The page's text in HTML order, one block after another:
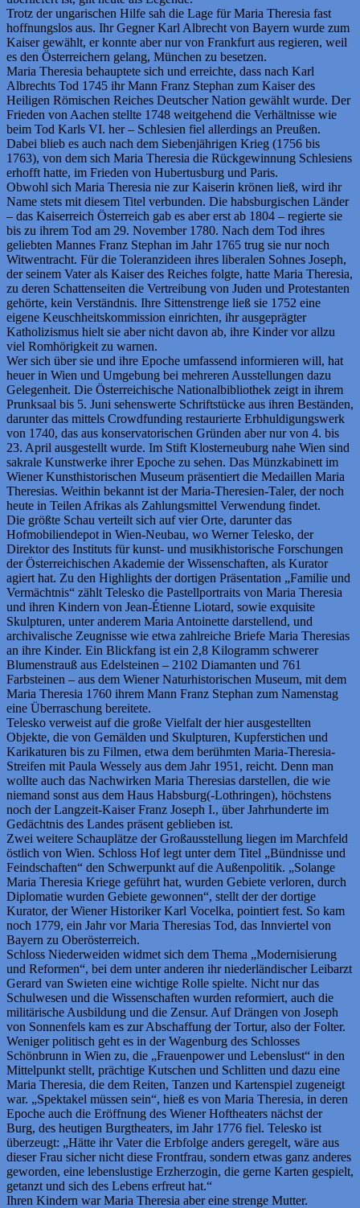
Trotz der ungarischen Hilfe sah die Lage für Maria Theresia fast
hoffnungslos aus. Ihr Gegner Karl Albrecht von Bayern wurde zum
Kaiser gewählt, er konnte aber nur von Frankfurt aus regieren, weil
es den Österreichern gelang, München zu besetzen.
Maria Theresia behauptete sich und erreichte, dass nach Karl
Albrechts Tod 1745 ihr Mann Franz Stephan zum Kaiser des
Heiligen Römischen Reiches Deutscher Nation gewählt wurde. Der
Frieden von Aachen stellte 1748 weitgehend die Verhältnisse wie
beim Tod Karls VI. her – Schlesien fiel allerdings an Preußen.
Dabei blieb es auch nach dem Siebenjährigen Krieg (1756 bis
1763), von dem sich Maria Theresia die Rückgewinnung Schlesiens
erhofft hatte, im Frieden von Hubertusburg und Paris.
Obwohl sich Maria Theresia nie zur Kaiserin krönen ließ, wird ihr
Name stets mit diesem Titel verbunden. Die habsburgischen Länder
– das Kaiserreich Österreich gab es aber erst ab 1804 – regierte sie
bis zu ihrem Tod am 29. November 1780. Nach dem Tod ihres
geliebten Mannes Franz Stephan im Jahr 1765 trug sie nur noch
Witwentracht. Für die Toleranzideen ihres liberalen Sohnes Joseph,
der seinem Vater als Kaiser des Reiches folgte, hatte Maria Theresia,
zu deren Schattenseiten die Vertreibung von Juden und Protestanten
gehörte, kein Verständnis. Ihre Sittenstrenge ließ sie 1752 eine
eigene Keuschheitskommission einrichten, ihr ausgeprägter
Katholizismus hielt sie aber nicht davon ab, ihre Kinder vor allzu
viel Romhörigkeit zu warnen.
Wer sich über sie und ihre Epoche umfassend informieren will, hat
heuer in Wien und Umgebung bei mehreren Ausstellungen dazu
Gelegenheit. Die Österreichische Nationalbibliothek zeigt in ihrem
Prunksaal bis 5. Juni sehenswerte Schriftstücke aus ihren Beständen,
darunter das mittels Crowdfunding restaurierte Erbhuldigungswerk
von 1740, das aus konservatorischen Gründen aber nur von 4. bis
23. April ausgestellt wurde. Im Stift Klosterneuburg nahe Wien sind
sakrale Kunstwerke ihrer Epoche zu sehen. Das Münzkabinett im
Wiener Kunsthistorischen Museum präsentiert die Medaillen Maria
Theresias. Weithin bekannt ist der Maria-Theresien-Taler, der noch
heute in Teilen Afrikas als Zahlungsmittel Verwendung findet.
Die größte Schau verteilt sich auf vier Orte, darunter das
Hofmobiliendepot in Wien-Neubau, wo Werner Telesko, der
Direktor des Instituts für kunst- und musikhistorische Forschungen
der Österreichischen Akademie der Wissenschaften, als Kurator
agiert hat. Zu den Highlights der dortigen Präsentation „Familie und
Vermächtnis“ zählt Telesko die Pastellportraits von Maria Theresia
und ihren Kindern von Jean-Étienne Liotard, sowie exquisite
Skulpturen, unter anderem Maria Antoinette darstellend, und
archivalische Zeugnisse wie etwa zahlreiche Briefe Maria Theresias
an ihre Kinder. Ein Blickfang ist ein 2,8 Kilogramm schwerer
Blumenstrauß aus Edelsteinen – 2102 Diamanten und 761
Farbsteinen – aus dem Wiener Naturhistorischen Museum, mit dem
Maria Theresia 1760 ihrem Mann Franz Stephan zum Namenstag
eine Überraschung bereitete.
Telesko verweist auf die große Vielfalt der hier ausgestellten
Objekte, die von Gemälden und Skulpturen, Kupferstichen und
Karikaturen bis zu Filmen, etwa dem berühmten Maria-Theresia-
Streifen mit Paula Wessely aus dem Jahr 1951, reicht. Denn man
wollte auch das Nachwirken Maria Theresias darstellen, die wie
niemand sonst aus dem Haus Habsburg(-Lothringen), höchstens
noch der Langzeit-Kaiser Franz Joseph I., über Jahrhunderte im
Gedächtnis des Landes präsent geblieben ist.
Zwei weitere Schauplätze der Großausstellung liegen im Marchfeld
östlich von Wien. Schloss Hof legt unter dem Titel „Bündnisse und
Feindschaften“ den Schwerpunkt auf die Außenpolitik. „Solange
Maria Theresia Kriege geführt hat, wurden Gebiete verloren, durch
Diplomatie wurden Gebiete gewonnen“, stellt der der dortige
Kurator, der Wiener Historiker Karl Vocelka, pointiert fest. So kam
noch 1779, ein Jahr vor Maria Theresias Tod, das Innviertel von
Bayern zu Oberösterreich.
Schloss Niederweiden widmet sich dem Thema „Modernisierung
und Reformen“, bei dem unter anderen ihr niederländischer Leibarzt
Gerard van Swieten eine wichtige Rolle spielte. Nicht nur das
Schulwesen und die Wissenschaften wurden reformiert, auch die
militärische Ausbildung und die Zensur. Auf Drängen von Joseph
von Sonnenfels kam es zur Abschaffung der Tortur, also der Folter.
Weniger politisch geht es in der Wagenburg des Schlosses
Schönbrunn in Wien zu, die „Frauenpower und Lebenslust“ in den
Mittelpunkt stellt, prächtige Kutschen und Schlitten und dazu eine
Maria Theresia, die dem Reiten, Tanzen und Kartenspiel zugeneigt
war. „Spektakel müssen sein“, hieß es von Maria Theresia, in deren
Epoche auch die Eröffnung des Wiener Hoftheaters nächst der
Burg, des heutigen Burgtheaters, im Jahr 1776 fiel. Telesko ist
überzeugt: „Hätte ihr Vater die Erbfolge anders geregelt, wäre aus
dieser Frau sicher nicht diese Frontfrau, sondern etwas ganz anderes
geworden, eine lebenslustige Erzherzogin, die gerne Karten gespielt,
getanzt und sich des Lebens erfreut hat.“
Ihren Kindern war Maria Theresia aber eine strenge Mutter.